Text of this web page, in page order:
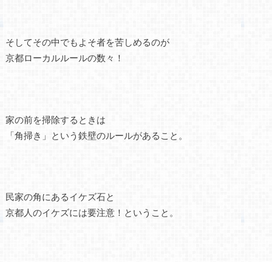
そしてその中でもよそ者を苦しめるのが
京都ローカルルールの数々！
家の前を掃除するときは
「角掃き」という鉄壁のルールがあること。
民家の角にあるイケズ石と
京都人のイケズには要注意！ということ。